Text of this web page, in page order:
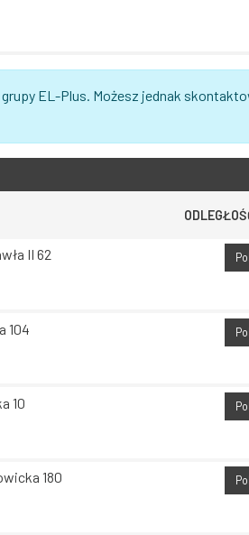
EL-Plus. Możesz jednak
II 62
104
10
180